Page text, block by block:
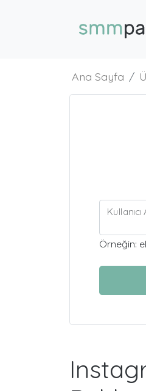
Ana Sayfa
Kullanıcı
Örneğin: